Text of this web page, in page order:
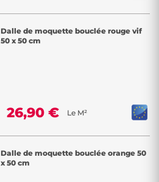
Dalle de moquette bouclée rouge vif
50 x 50 cm
26,90 € Le M²
Dalle de moquette bouclée orange 50
x 50 cm